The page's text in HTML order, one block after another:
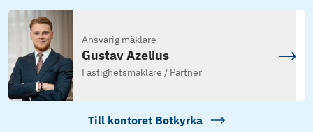
Ansvarig mäklare
Gustav Azelius
Fastighetsmäklare / Partner
Till kontoret Botkyrka